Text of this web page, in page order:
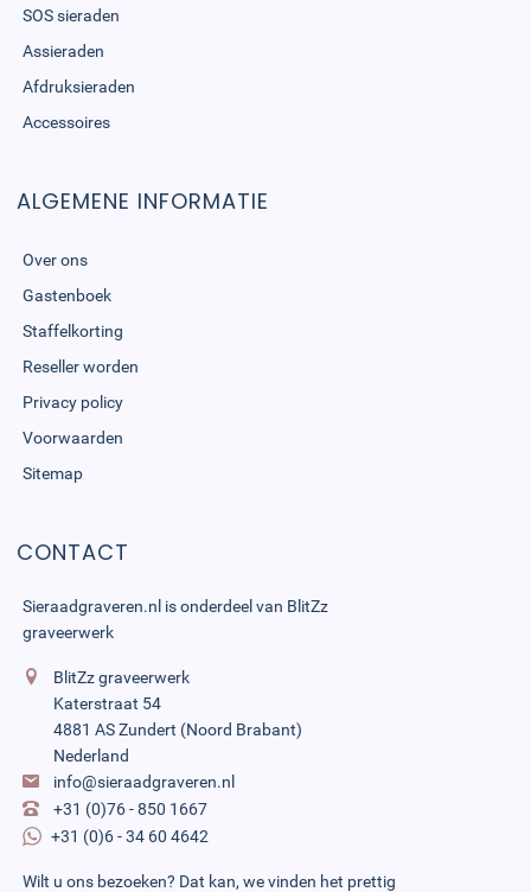
SOS sieraden
Assieraden
Afdruksieraden
Accessoires
ALGEMENE INFORMATIE
Over ons
Gastenboek
Staffelkorting
Reseller worden
Privacy policy
Voorwaarden
Sitemap
CONTACT
Sieraadgraveren.nl is onderdeel van BlitZz
graveerwerk
BlitZz graveerwerk
Katerstraat 54
4881 AS Zundert (Noord Brabant)
Nederland
info@sieraadgraveren.nl
+31 (0)76 - 850 1667
+31 (0)6 - 34 60 4642
Wilt u ons bezoeken? Dat kan, we vinden het prettig